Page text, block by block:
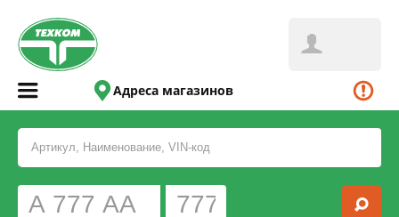
Адреса магазинов